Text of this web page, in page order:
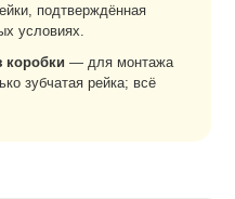
подтверждённая
условиях.
коробки — для монтажа
зубчатая рейка; всё